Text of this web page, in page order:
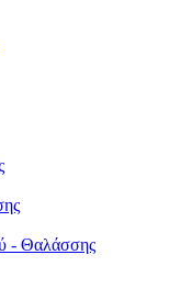
- Θαλάσσης